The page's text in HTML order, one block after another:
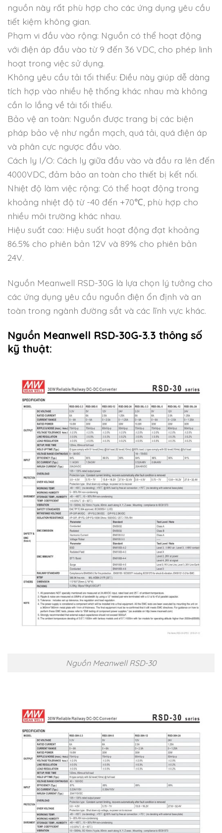
nguồn này rất phù hợp cho các ứng dụng yêu cầu
tiết kiệm không gian.
Phạm vi đầu vào rộng: Nguồn có thể hoạt động
với điện áp đầu vào từ 9 đến 36 VDC, cho phép linh
hoạt trong việc sử dụng.
Không yêu cầu tải tối thiểu: Điều này giúp dễ dàng
tích hợp vào nhiều hệ thống khác nhau mà không
cần lo lắng về tải tối thiểu.
Bảo vệ an toàn: Nguồn được trang bị các biện
pháp bảo vệ như ngắn mạch, quá tải, quá điện áp
và phân cực ngược đầu vào.
Cách ly I/O: Cách ly giữa đầu vào và đầu ra lên đến
4000VDC, đảm bảo an toàn cho thiết bị kết nối.
Nhiệt độ làm việc rộng: Có thể hoạt động trong
khoảng nhiệt độ từ -40 đến +70℃, phù hợp cho
nhiều môi trường khác nhau.
Hiệu suất cao: Hiệu suất hoạt động đạt khoảng
86.5% cho phiên bản 12V và 89% cho phiên bản
24V.
Nguồn Meanwell RSD-30G là lựa chọn lý tưởng cho
các ứng dụng yêu cầu nguồn điện ổn định và an
toàn trong ngành đường sắt và các lĩnh vực khác.
Nguồn Meanwell RSD-30G-3.3 thông số
kỹ thuật:
Nguồn Meanwell RSD-30